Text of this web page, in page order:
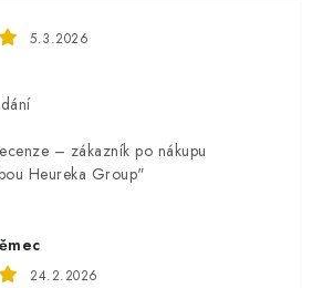
5.3.2026
– zákazník po nákupu
Heureka Group"
24.2.2026